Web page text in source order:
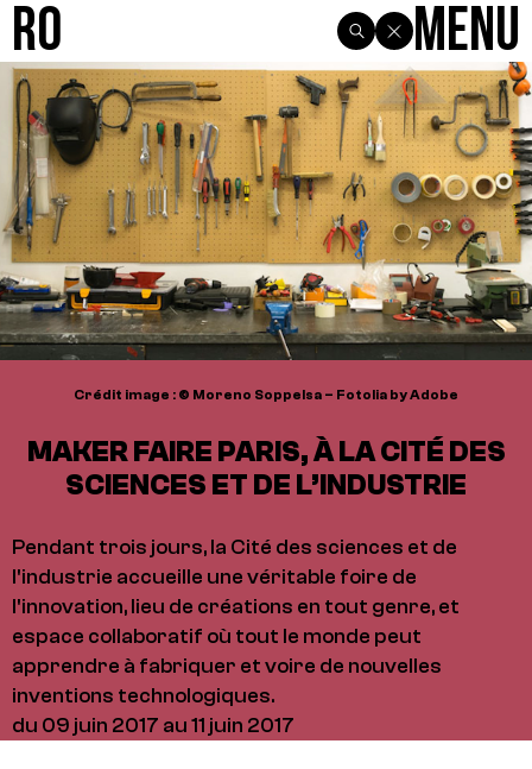
R0 Menu
Crédit image : © Moreno Soppelsa – Fotolia by Adobe
MAKER FAIRE PARIS, À LA CITÉ DES
SCIENCES ET DE L’INDUSTRIE
Pendant trois jours, la Cité des sciences et de
l'industrie accueille une véritable foire de
l'innovation, lieu de créations en tout genre, et
espace collaboratif où tout le monde peut
apprendre à fabriquer et voire de nouvelles
inventions technologiques.
du 09 juin 2017 au 11 juin 2017